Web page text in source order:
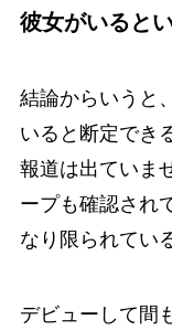
彼女がいると
結論からいうと
いると断定でき
報道は出ていま
ープも確認され
なり限られてい
デビューして間